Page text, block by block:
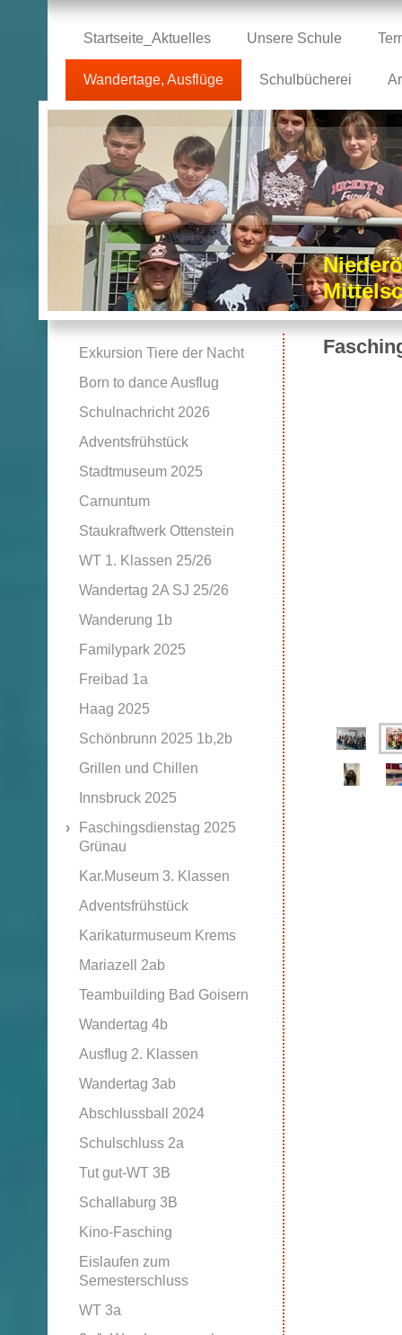
Startseite_Aktuelles Unsere Schule
Wandertage, Ausflüge Schulbücherei
Exkursion Tiere der Nacht
Born to dance Ausflug
Schulnachricht 2026
Adventsfrühstück
Stadtmuseum 2025
Carnuntum
Staukraftwerk Ottenstein
WT 1. Klassen 25/26
Wandertag 2A SJ 25/26
Wanderung 1b
Familypark 2025
Freibad 1a
Haag 2025
Schönbrunn 2025 1b,2b
Grillen und Chillen
Innsbruck 2025
Faschingsdienstag 2025
Grünau
Kar.Museum 3. Klassen
Adventsfrühstück
Karikaturmuseum Krems
Mariazell 2ab
Teambuilding Bad Goisern
Wandertag 4b
Ausflug 2. Klassen
Wandertag 3ab
Abschlussball 2024
Schulschluss 2a
Tut gut-WT 3B
Schallaburg 3B
Kino-Fasching
Eislaufen zum
Semesterschluss
WT 3a